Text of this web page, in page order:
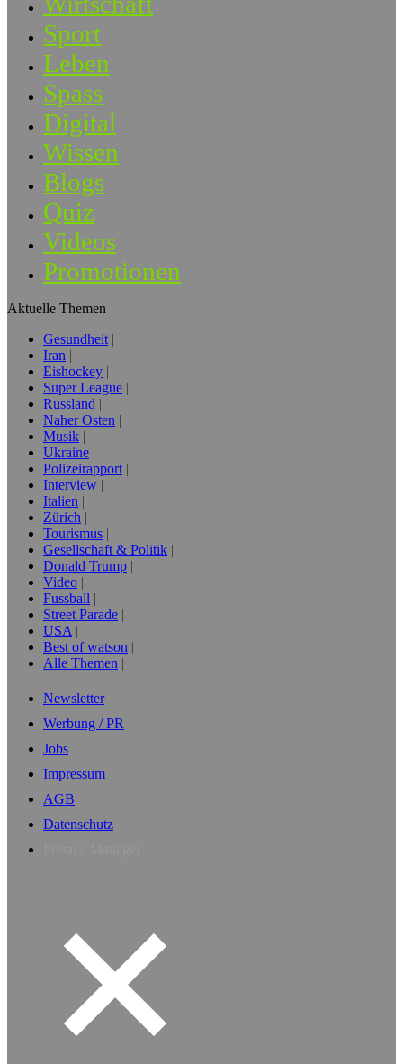
Sport
Leben
Spass
Digital
Wissen
Blogs
Quiz
Videos
Promotionen
Aktuelle Themen
Gesundheit
Iran
Eishockey
Super League
Russland
Naher Osten
Musik
Ukraine
Polizeirapport
Interview
Italien
Zürich
Tourismus
Gesellschaft & Politik
Donald Trump
Video
Fussball
Street Parade
USA
Best of watson
Alle Themen
Newsletter
Werbung / PR
Jobs
Impressum
AGB
Datenschutz